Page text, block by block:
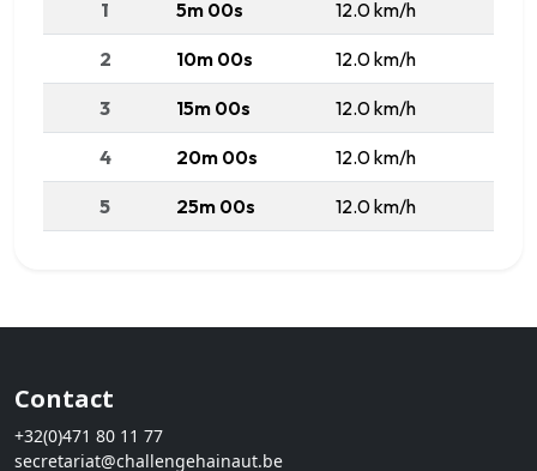
1 5m 00s 12.0 km/h
2 10m 00s 12.0 km/h
3 15m 00s 12.0 km/h
4 20m 00s 12.0 km/h
5 25m 00s 12.0 km/h
9
10 50m 00s
Contact
+32(0)471 80 11 77
secretariat@challengehainaut.be